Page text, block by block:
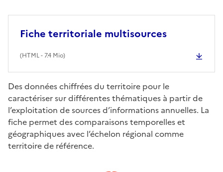
Fiche territoriale multisources
(HTML- 7.4 Mio)
Des données chiffrées du territoire pour le
caractériser sur différentes thématiques à partir de
l’exploitation de sources d’informations annuelles. La
fiche permet des comparaisons temporelles et
géographiques avec l’échelon régional comme
territoire de référence.